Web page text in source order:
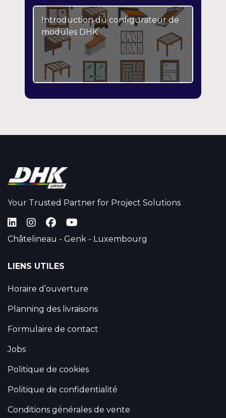
Introduction du configurateur de
modules DHK
Your Trusted Partner for Project Solutions
Châtelineau - Genk - Luxembourg
LIENS UTILES
Horaire d’ouverture
Planning des livraisons
Formulaire de contact
Jobs
Politique de cookies
Politique de confidentialité
Conditions générales de vente